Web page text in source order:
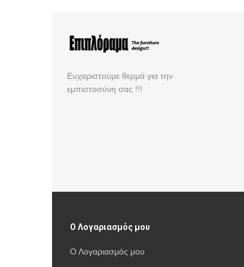
Ευχαριστούμε θερμά για την
εμπιστοσύνη σας !!!
Ο Λογαριασμός μου
Ο Λογαριασμός μου